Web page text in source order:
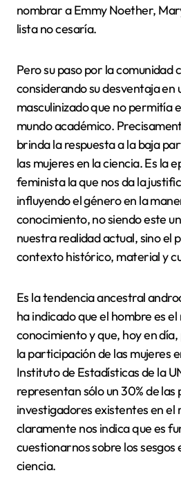
nombrar a Emmy Noether,
lista no cesaría.
Pero su paso por la comunidad
considerando su desventaja en
masculinizado que no permitía
mundo académico.
brinda la respuesta a la baja
las mujeres en la ciencia. Es la
feminista la que nos da la
influyendo el género en la
conocimiento, no siendo este
nuestra realidad actual, sino el
contexto histórico, material y
Es la tendencia ancestral
ha indicado que el hombre es
conocimiento y que, hoy en
la participación de las mujeres
Instituto de Estadísticas de la
representan sólo un 30% de las
investigadores existentes en el
claramente nos indica que es
cuestionarnos sobre los sesgos
ciencia.